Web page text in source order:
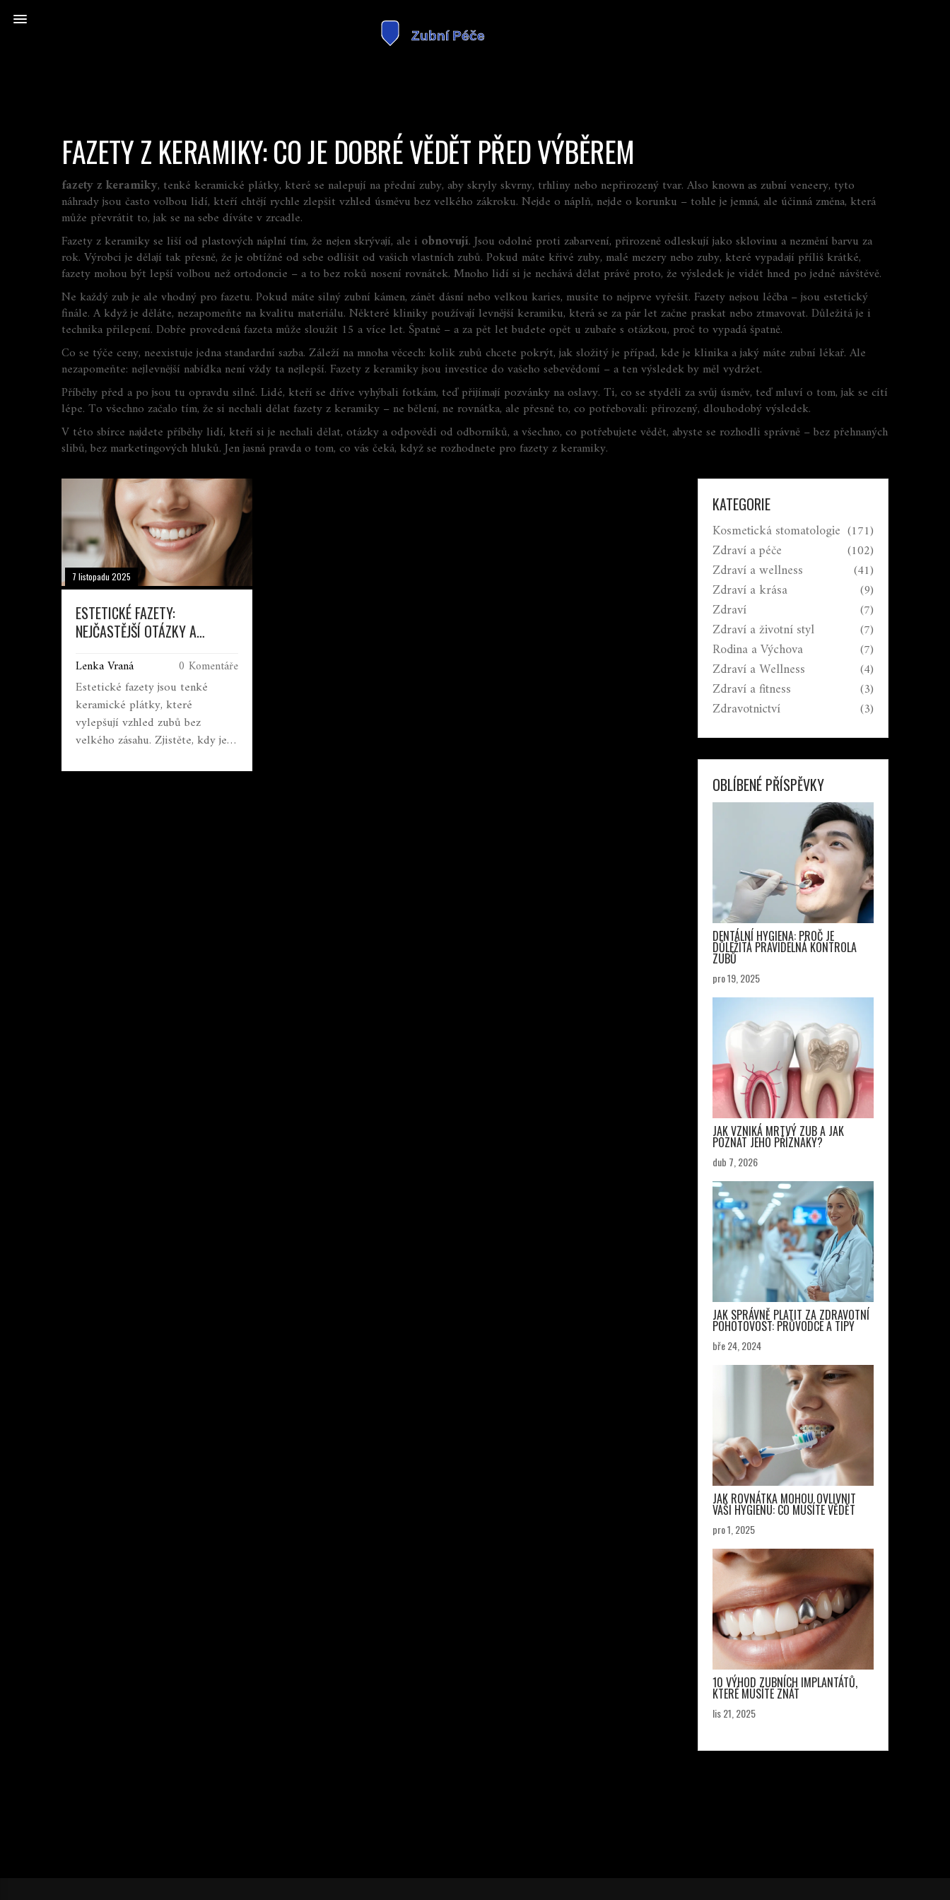
FAZETY Z KERAMIKY: CO JE DOBRÉ VĚDĚT PŘED VÝBĚREM
fazety z keramiky, tenké keramické plátky, které se nalepují na přední zuby, aby skryly skvrny, trhliny nebo nepřirozený tvar. Also known as zubní veneery, tyto
náhrady jsou často volbou lidí, kteří chtějí rychle zlepšit vzhled úsměvu bez velkého zákroku. Nejde o náplň, nejde o korunku – tohle je jemná, ale účinná změna, která
může převrátit to, jak se na sebe díváte v zrcadle.
Fazety z keramiky se liší od plastových náplní tím, že nejen skrývají, ale i obnovují. Jsou odolné proti zabarvení, přirozeně odleskují jako sklovinu a nezmění barvu za
rok. Výrobci je dělají tak přesně, že je obtížné od sebe odlišit od vašich vlastních zubů. Pokud máte křivé zuby, malé mezery nebo zuby, které vypadají příliš krátké,
fazety mohou být lepší volbou než ortodoncie – a to bez roků nosení rovnátek. Mnoho lidí si je nechává dělat právě proto, že výsledek je vidět hned po jedné návštěvě.
Ne každý zub je ale vhodný pro fazetu. Pokud máte silný zubní kámen, zánět dásní nebo velkou karies, musíte to nejprve vyřešit. Fazety nejsou léčba – jsou estetický
finále. A když je děláte, nezapomeňte na kvalitu materiálu. Některé kliniky používají levnější keramiku, která se za pár let začne praskat nebo ztmavovat. Důležitá je i
technika přilepení. Dobře provedená fazeta může sloužit 15 a více let. Špatně – a za pět let budete opět u zubaře s otázkou, proč to vypadá špatně.
Co se týče ceny, neexistuje jedna standardní sazba. Záleží na mnoha věcech: kolik zubů chcete pokrýt, jak složitý je případ, kde je klinika a jaký máte zubní lékař. Ale
nezapomeňte: nejlevnější nabídka není vždy ta nejlepší. Fazety z keramiky jsou investice do vašeho sebevědomí – a ten výsledek by měl vydržet.
Příběhy před a po jsou tu opravdu silné. Lidé, kteří se dříve vyhýbali fotkám, teď přijímají pozvánky na oslavy. Ti, co se styděli za svůj úsměv, teď mluví o tom, jak se cítí
lépe. To všechno začalo tím, že si nechali dělat fazety z keramiky – ne bělení, ne rovnátka, ale přesně to, co potřebovali: přirozený, dlouhodobý výsledek.
V této sbírce najdete příběhy lidí, kteří si je nechali dělat, otázky a odpovědi od odborníků, a všechno, co potřebujete vědět, abyste se rozhodli správně – bez přehnaných
slibů, bez marketingových hluků. Jen jasná pravda o tom, co vás čeká, když se rozhodnete pro fazety z keramiky.
7 listopadu 2025
ESTETICKÉ FAZETY:
NEJČASTĚJŠÍ OTÁZKY A
Lenka Vraná 0 Komentáře
Estetické fazety jsou tenké
keramické plátky, které
vylepšují vzhled zubů bez
velkého zásahu. Zjistěte, kdy je
kolik stojí a jak se o ně starat.
KATEGORIE
Kosmetická stomatologie (171)
Zdraví a péče (102)
Zdraví a wellness (41)
Zdraví a krása (9)
Zdraví (7)
Zdraví a životní styl (7)
Rodina a Výchova (7)
Zdraví a Wellness (4)
Zdraví a fitness (3)
Zdravotnictví (3)
OBLÍBENÉ PŘÍSPĚVKY
DENTÁLNÍ HYGIENA: PROČ JE
DŮLEŽITÁ PRAVIDELNÁ KONTROLA
ZUBŮ
pro 19, 2025
JAK VZNIKÁ MRTVÝ ZUB A JAK
POZNAT JEHO PŘÍZNAKY?
dub 7, 2026
JAK SPRÁVNĚ PLATIT ZA ZDRAVOTNÍ
POHOTOVOST: PRŮVODCE A TIPY
bře 24, 2024
JAK ROVNÁTKA MOHOU OVLIVNIT
VAŠI HYGIENU: CO MUSÍTE VĚDĚT
pro 1, 2025
10 VÝHOD ZUBNÍCH IMPLANTÁTŮ,
KTERÉ MUSÍTE ZNÁT
lis 21, 2025